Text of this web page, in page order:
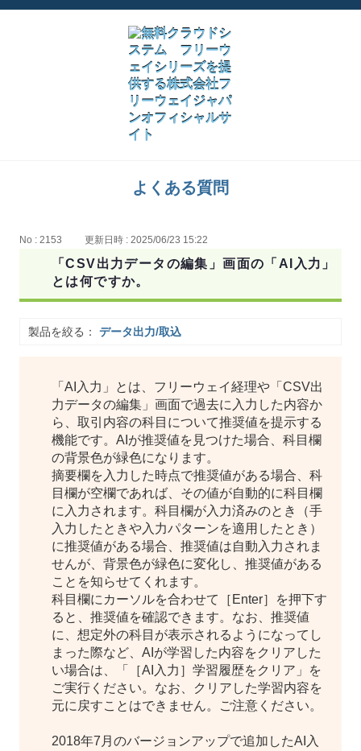
よくある質問
No : 2153 更新日時 : 2025/06/23 15:22
「CSV出力データの編集」画面の「AI入力」
とは何ですか。
製品を絞る： データ出力/取込
「AI入力」とは、フリーウェイ経理や「CSV出
力データの編集」画面で過去に入力した内容か
ら、取引内容の科目について推奨値を提示する
機能です。AIが推奨値を見つけた場合、科目欄
の背景色が緑色になります。
摘要欄を入力した時点で推奨値がある場合、科
目欄が空欄であれば、その値が自動的に科目欄
に入力されます。科目欄が入力済みのとき（手
入力したときや入力パターンを適用したとき）
に推奨値がある場合、推奨値は自動入力されま
せんが、背景色が緑色に変化し、推奨値がある
ことを知らせてくれます。
科目欄にカーソルを合わせて［Enter］を押下す
ると、推奨値を確認できます。なお、推奨値
に、想定外の科目が表示されるようになってし
まった際など、AIが学習した内容をクリアした
い場合は、「［AI入力］学習履歴をクリア」を
ご実行ください。なお、クリアした学習内容を
元に戻すことはできません。ご注意ください。
2018年7月のバージョンアップで追加したAI入